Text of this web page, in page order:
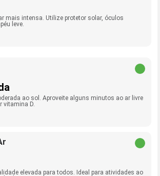
mais intensa. Utilize protetor solar, óculos
leve.
ao sol. Aproveite alguns minutos ao ar livre
vitamina D.
elevada para todos. Ideal para atividades ao